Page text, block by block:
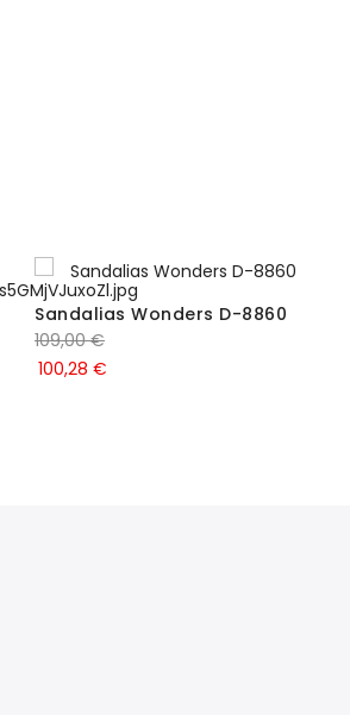
Sandalias Wonders D-8860
109,00€
100,28 €